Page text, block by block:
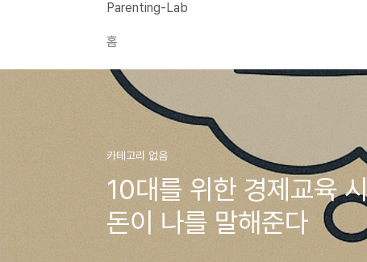
Parenting-Lab
홈
카테고리 없음
10대를 위한 경제교육
돈이 나를 말해준다